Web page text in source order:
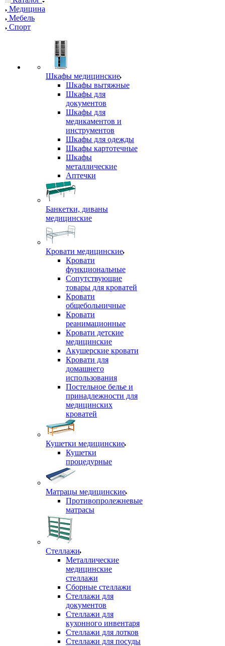
Медицина
Мебель
Спорт
Шкафы медицинские
Шкафы вытяжные
Шкафы для
документов
Шкафы для
медикаментов и
инструментов
Шкафы для одежды
Шкафы картотечные
Шкафы
металлические
Аптечки
Банкетки, диваны
медицинские
Кровати медицинские
Кровати
функциональные
Сопутствующие
товары для кроватей
Кровати
общебольничные
Кровати
реанимационные
Кровати детские
медицинские
Акушерские кровати
Кровати для
домашнего
использования
Постельное белье и
принадлежности для
медицинских
кроватей
Кушетки медицинские
Кушетки
процедурные
Матрацы медицинские
Противопролежневые
матрасы
Стеллажи
Металлические
медицинские
стеллажи
Сборные стеллажи
Стеллажи для
документов
Стеллажи для
кухонного инвентаря
Стеллажи для лотков
Стеллажи для посуды